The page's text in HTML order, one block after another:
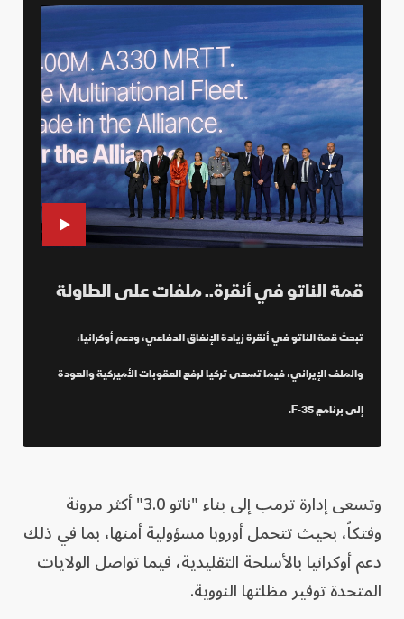
قمة الناتو في أنقرة.. ملفات على الطاولة
تبحث قمة الناتو في أنقرة زيادة الإنفاق الدفاعي، ودعم أوكرانيا،
والملف الإيراني، فيما تسعى تركيا لرفع العقوبات الأميركية والعودة
إلى برنامج F-35.
وتسعى إدارة ترمب إلى بناء "ناتو 3.0" أكثر مرونة
وفتكاً، بحيث تتحمل أوروبا مسؤولية أمنها، بما في ذلك
دعم أوكرانيا بالأسلحة التقليدية، فيما تواصل الولايات
المتحدة توفير مظلتها النووية.